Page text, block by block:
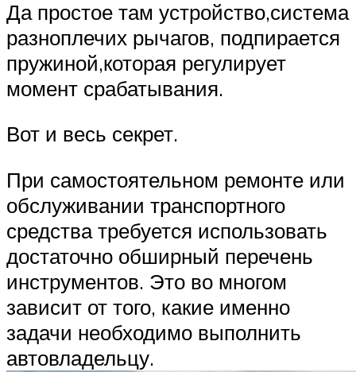
Да простое там устройство,система
разноплечих рычагов, подпирается
пружиной,которая регулирует
момент срабатывания.
Вот и весь секрет.
При самостоятельном ремонте или
обслуживании транспортного
средства требуется использовать
достаточно обширный перечень
инструментов. Это во многом
зависит от того, какие именно
задачи необходимо выполнить
автовладельцу.